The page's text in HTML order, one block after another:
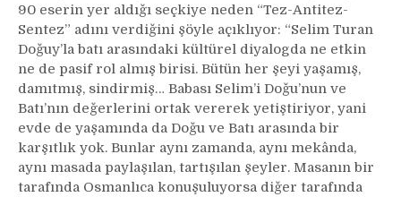
90 eserin yer aldığı seçkiye neden “Tez-Antitez-
Sentez” adını verdiğini şöyle açıklıyor: “Selim Turan
Doğuy’la batı arasındaki kültürel diyalogda ne etkin
ne de pasif rol almış birisi. Bütün her şeyi yaşamış,
damıtmış, sindirmiş… Babası Selim’i Doğu’nun ve
Batı’nın değerlerini ortak vererek yetiştiriyor, yani
evde de yaşamında da Doğu ve Batı arasında bir
karşıtlık yok. Bunlar aynı zamanda, aynı mekânda,
aynı masada paylaşılan, tartışılan şeyler. Masanın bir
tarafında Osmanlıca konuşuluyorsa diğer tarafında